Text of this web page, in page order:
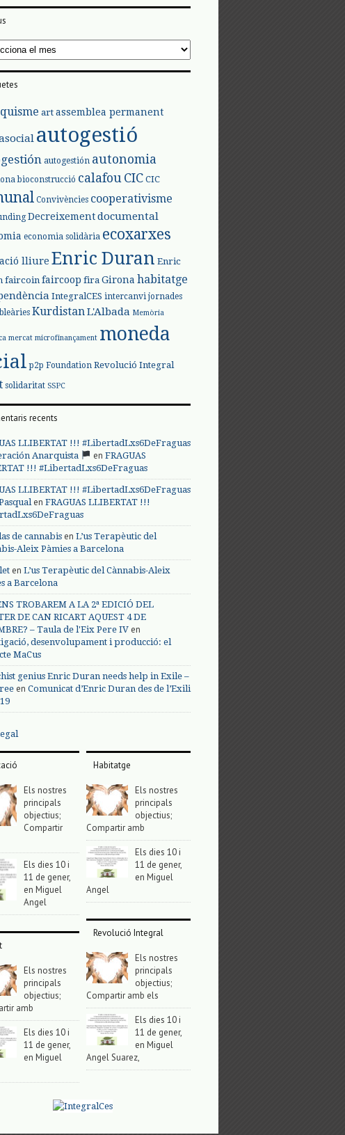
art assemblea permanent
autogestió
autogestión autonomia
bioconstrucció calafou CIC CIC
Convivències cooperativisme
Decreixementdocumental
economia solidària ecoxarxes
lliure Enric Duran Enric
faircoin faircoop fira Girona habitatge
IntegralCES intercanvi jornades
Kurdistan L'Albada Memòria
mercat microfinançament moneda
p2p Foundation Revolució Integral
solidaritat SSPC
recents
LLIBERTAT !!! #LibertadLxs6DeFraguas
Anarquista
en FRAGUAS
!!! #LibertadLxs6DeFraguas
LLIBERTAT !!! #LibertadLxs6DeFraguas
en FRAGUAS LLIBERTAT !!!
de cannabis en L’us Terapèutic del
Aleix Pàmies a Barcelona
en L’us Terapèutic del Cànnabis-Aleix
a Barcelona
TROBAREM A LA 2ª EDICIÓ DEL
DE CAN RICART AQUEST 4 DE
– Taula de l'Eix Pere IV en
desenvolupament i producció: el
MaCus
genius Enric Duran needs help in Exile –
en Comunicat d’Enric Duran des de l’Exili
Els nostres
principals
objectius;
Compartir
Els dies 10 i
11 de gener,
en Miguel
Angel
Els nostres
principals
objectius;
amb
Els dies 10 i
11 de gener,
en Miguel
Habitatge
Els nostres
principals
objectius;
Compartir amb
Els dies 10 i
11 de gener,
en Miguel
Angel
Revolució Integral
Els nostres
principals
objectius;
Compartir amb els
Els dies 10 i
11 de gener,
en Miguel
Angel Suarez,